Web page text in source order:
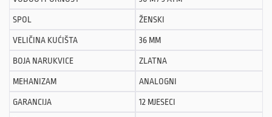
SPOL ŽENSKI
VELIČINA KUĆIŠTA 36 MM
BOJA NARUKVICE ZLATNA
MEHANIZAM ANALOGNI
GARANCIJA 12 MJESECI